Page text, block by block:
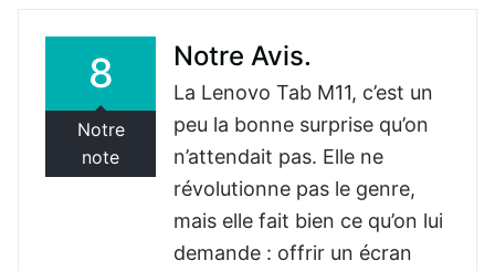
Notre Avis.
La Lenovo Tab M11, c’est un
peu la bonne surprise qu’on
n’attendait pas. Elle ne
révolutionne pas le genre,
mais elle fait bien ce qu’on lui
demande : offrir un écran
8
Notre
note